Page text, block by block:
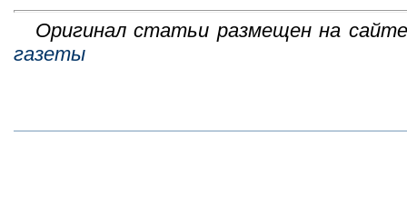
Оригинал статьи размещен на
газеты